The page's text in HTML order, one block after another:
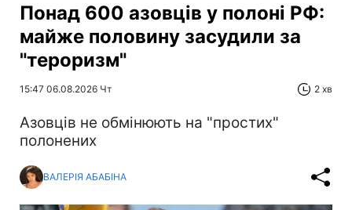
Понад 600 азовців у полоні РФ:
майже половину засудили за
"тероризм"
15:47 06.08.2026 Чт 2 хв
Азовців не обмінюють на "простих"
полонених
ВАЛЕРІЯ АБАБІНА